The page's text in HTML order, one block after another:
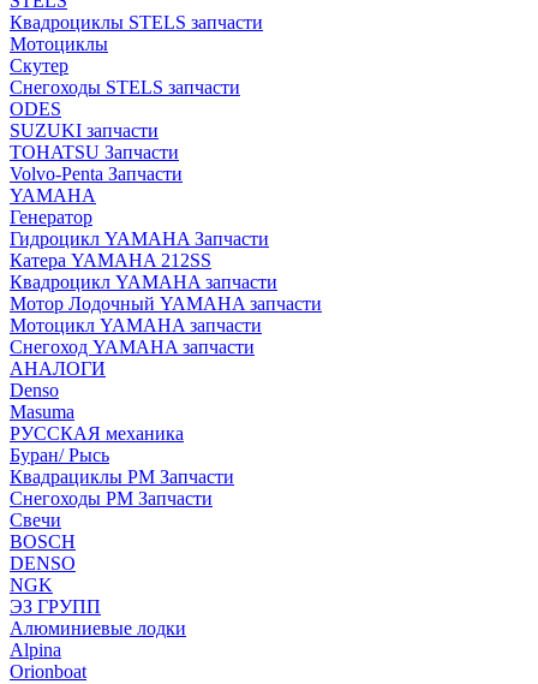
Квадроциклы STELS запчасти
Мотоциклы
Скутер
Снегоходы STELS запчасти
ODES
SUZUKI запчасти
TOHATSU Запчасти
Volvo-Penta Запчасти
YAMAHA
Генератор
Гидроцикл YAMAHA Запчасти
Катера YAMAHA 212SS
Квадроцикл YAMAHA запчасти
Мотор Лодочный YAMAHA запчасти
Мотоцикл YAMAHA запчасти
Снегоход YAMAHA запчасти
АНАЛОГИ
Denso
Masuma
РУССКАЯ механика
Буран/ Рысь
Квадрациклы РМ Запчасти
Снегоходы РМ Запчасти
Свечи
BOSCH
DENSO
NGK
ЭЗ ГРУПП
Алюминиевые лодки
Alpina
Orionboat